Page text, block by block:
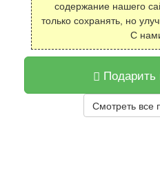
содержание нашего
только сохранять, но
С
Подарить
Смотреть все